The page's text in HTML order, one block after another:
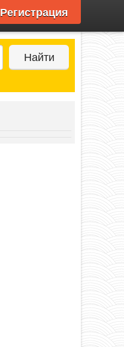
Регистрация
Найти